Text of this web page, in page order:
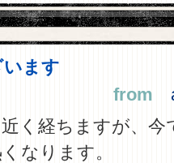
ます
from
く経ちますが、今
なります。